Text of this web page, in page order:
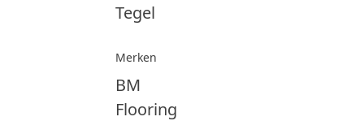
Tegel
Merken
BM
Flooring